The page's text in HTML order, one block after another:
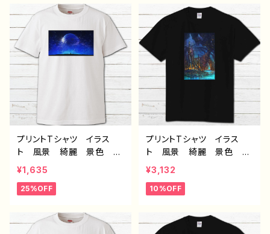
ー 絵師 クリエイター
白 半袖シャツ デザイ
ン コラボ オリジナル
デザイン グッズ タイト
ル：赤の入道雲 作：J.タネ
ー 絵師 クリエイター
黒 半袖シャツ デザイ
ン コラボ オリジナル
デザイン グッズ タイト
ル：第２の故郷 作：J.タネ
プリントTシャツ イラス
ト 風景 綺麗 景色 美
しい エモい かっこい
い メンズ レディース
おしゃれ 個性的 おすす
ー 絵師 クリエイター
白 半袖シャツ デザイ
¥1,635
25%OFF
プリントTシャツ イラス
ト 風景 綺麗 景色 美
しい エモい かっこい
い メンズ レディース
おしゃれ 個性的 おすす
ー 絵師 クリエイター
黒 半袖シャツ デザイ
¥3,132
10%OFF